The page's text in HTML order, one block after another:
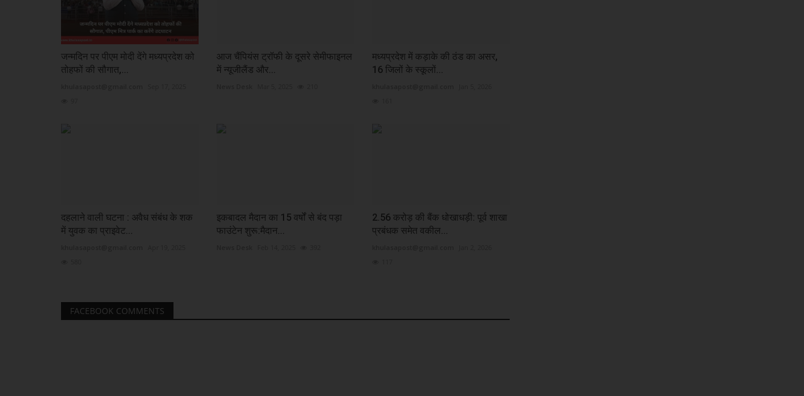
जन्मदिन पर पीएम मोदी देंगे मध्यप्रदेश को
तोहफों की सौगात,...
आज चैंपियंस ट्रॉफी के दूसरे सेमीफाइनल
में न्यूजीलैंड और...
मध्यप्रदेश में कड़ाके की ठंड का असर,
16 जिलों के स्कूलों...
दहलाने वाली घटना : अवैध संबंध के शक
में युवक का प्राइवेट...
इकबादल मैदान का 15 वर्षों से बंद पड़ा
फाउंटेन शुरू:मैदान...
2.56 करोड़ की बैंक धोखाधड़ी: पूर्व शाखा
प्रबंधक समेत वकील...
FACEBOOK COMMENTS